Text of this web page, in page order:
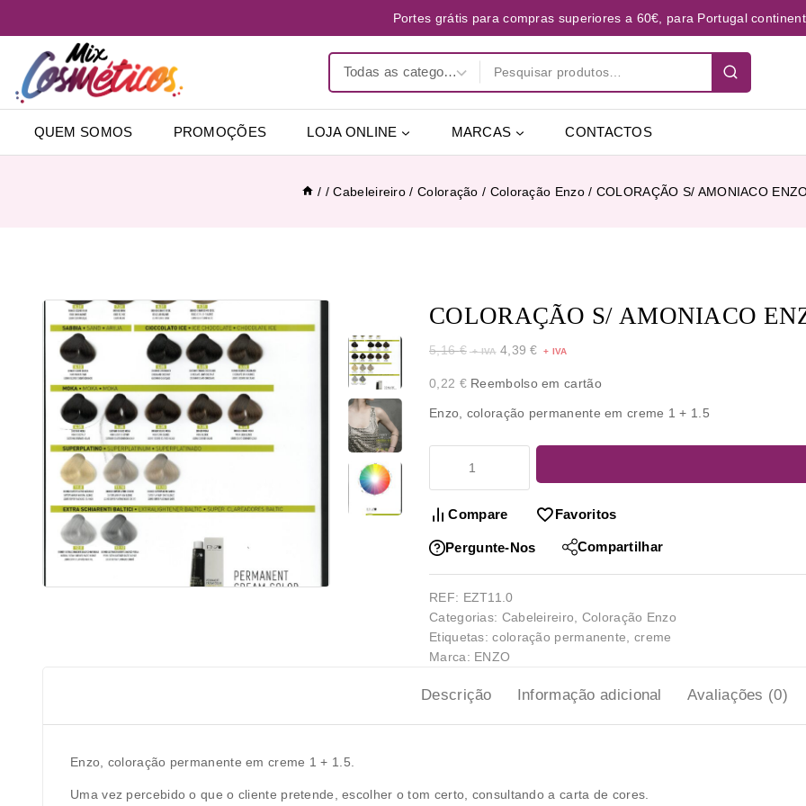
Portes grátis para compras superiores a 60€, para Portugal
QUEM SOMOS PROMOÇÕES LOJA ONLINE MARCAS CONTACTOS
/ / Cabeleireiro / Coloração / Coloração Enzo / COLORAÇÃO S/ AMONIACO
COLORAÇÃO S/ AMONIACO
5,16€ 4,39€
0,22 €Reembolso em cartão
Enzo, coloração permanente em creme 1 + 1.5
Compare Favoritos
Pergunte-Nos Compartilhar
REF: EZT11.0
Categorias: Cabeleireiro
Coloração Enzo
Etiquetas:coloração permanente
creme
Marca: ENZO
Descrição Informação adicional Avaliações (0)
Enzo, coloração permanente em creme 1 + 1.5.
Uma vez percebido o que o cliente pretende, escolher o tom certo, consultando a carta de cores.